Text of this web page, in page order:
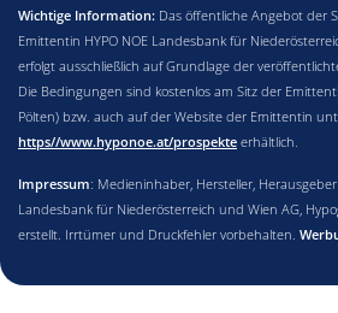
Wichtige Information: Das öffentliche Angebot der
Emittentin HYPO NOE Landesbank für
erfolgt ausschließlich auf Grundlage der
Die Bedingungen sind kostenlos am Sitz der
Pölten) bzw. auch auf der Website der Emittentin
https//www.hyponoe.at/prospekte erhältlich.
Impressum: Medieninhaber, Hersteller,
Landesbank für Niederösterreich und Wien AG,
erstellt. Irrtümer und Druckfehler vorbehalten.